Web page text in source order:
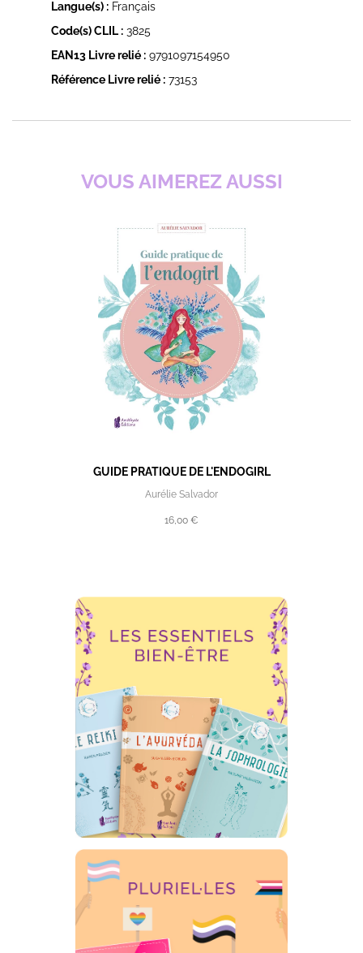
Langue(s) :Français
Code(s) CLIL :3825
EAN13 Livre relié :9791097154950
Référence Livre relié :73153
VOUS AIMEREZ AUSSI
GUIDE PRATIQUE DE L'ENDOGIRL
Aurélie Salvador
16,00 €